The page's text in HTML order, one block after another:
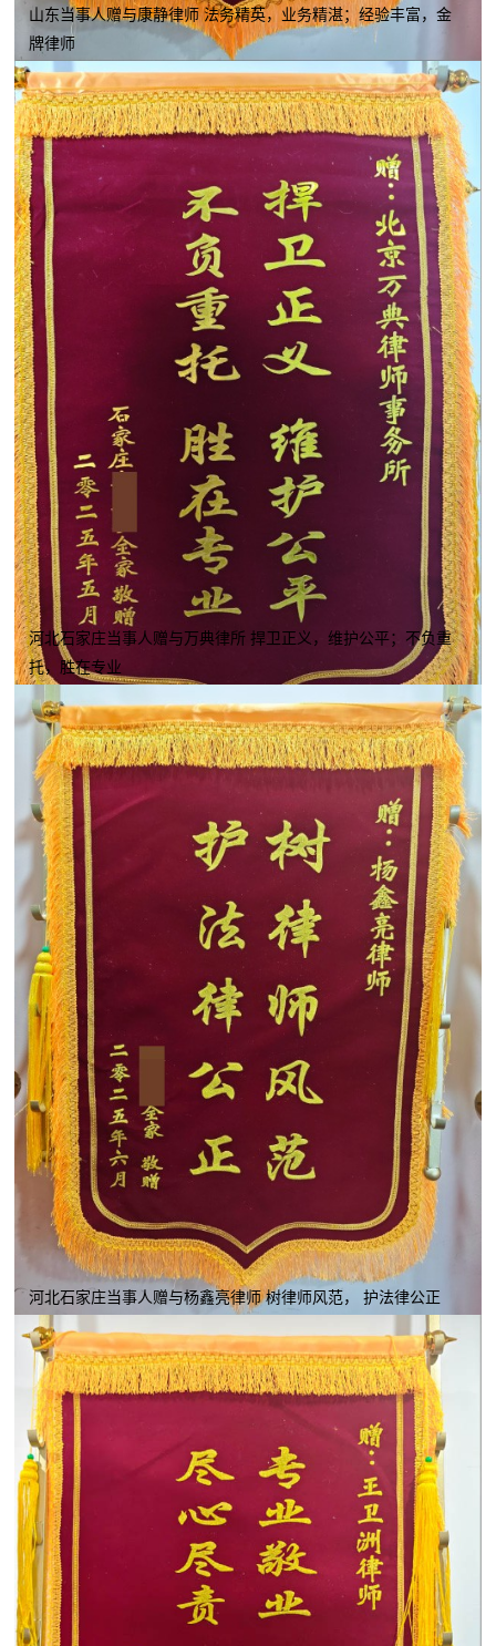
山东当事人赠与康静律师 法务精英，业务精湛；经验丰富，金
牌律师
河北石家庄当事人赠与万典律所 捍卫正义，维护公平；不负重
托，胜在专业
河北石家庄当事人赠与杨鑫亮律师 树律师风范， 护法律公正